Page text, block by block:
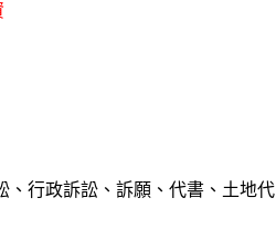
、行政訴訟、訴願、代書、土地代